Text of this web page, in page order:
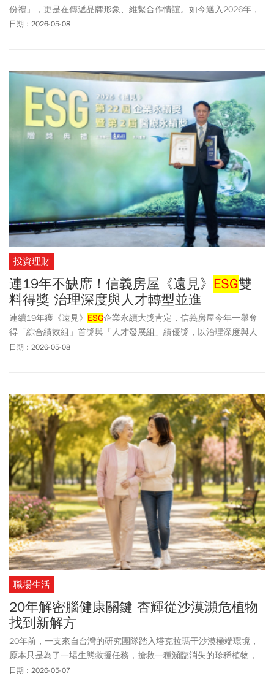
份禮」，更是在傳遞品牌形象、維繫合作情誼。如今邁入2026年，
企業採購禮盒將不再只追求價格，更重視禮盒是否具備「在地特
日期：2026-05-08
投資理財
連19年不缺席！信義房屋《遠見》 ESG雙
料得獎 治理深度與人才轉型並進
連續19年獲《遠見》 ESG企業永續大獎肯定，信義房屋今年一舉奪
得「綜合績效組」首獎與「人才發展組」績優獎，以治理深度與人
才轉型力雙料出線。
日期：2026-05-08
職場生活
20年解密腦健康關鍵 杏輝從沙漠瀕危植物
找到新解方
20年前，一支來自台灣的研究團隊踏入塔克拉瑪干沙漠極端環境，
原本只是為了一場生態救援任務，搶救一種瀕臨消失的珍稀植物，
卻意外開啟了大腦防護研究，更成為日後高齡社會解決腦部退化危
日期：2026-05-07